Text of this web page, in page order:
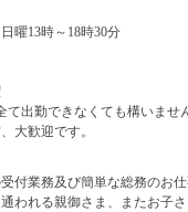
曜13時～18時30分
出勤できなくても構いませ
大歓迎です。
付業務及び簡単な総務のお仕
われる親御さま、またお子